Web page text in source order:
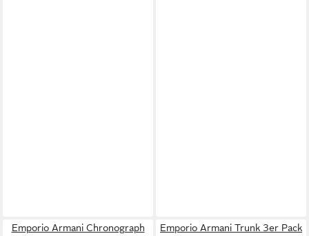
Emporio Armani Chronograph
Emporio Armani Trunk 3er Pack